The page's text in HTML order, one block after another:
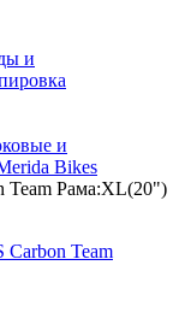
и
и
Bikes
Team Рама:XL(20")